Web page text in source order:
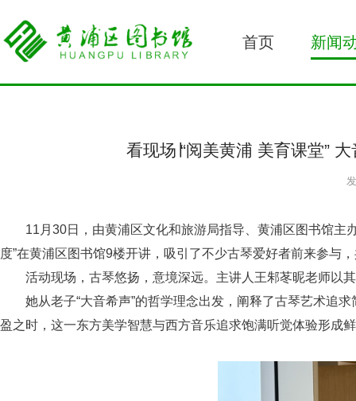
首页 新闻
看现场∣“阅美黄浦 美育课堂”
11月30日，由黄浦区文化和旅游局指导、黄浦区图书馆
度”在黄浦区图书馆9楼开讲，吸引了不少古琴爱好者前来参与
活动现场，古琴悠扬，意境深远。主讲人王邾苳昵老师以
她从老子“大音希声”的哲学理念出发，阐释了古琴艺术追
盈之时，这一东方美学智慧与西方音乐追求饱满听觉体验形成